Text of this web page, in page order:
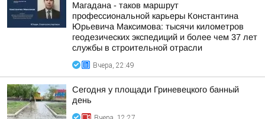
Магадана - таков маршрут
профессиональной карьеры Константина
Юрьевича Максимова: тысячи километров
геодезических экспедиций и более чем 37 лет
службы в строительной отрасли
Вчера, 22:49
Сегодня у площади Гриневецкого банный
день